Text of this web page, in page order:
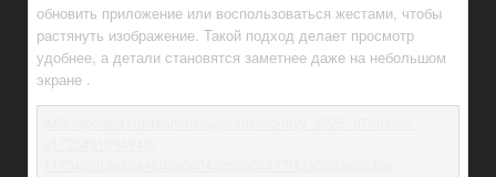
обновить приложение или воспользоваться жестами, чтобы
растянуть изображение. Такой подход делает просмотр
удобнее, а детали становятся заметнее даже на небольшом
экране .